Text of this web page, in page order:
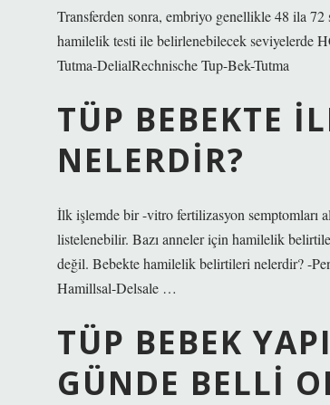
Transferden sonra, embriyo genellikle 48 ila
hamilelik testi ile belirlenebilecek seviyelerde
Tutma-DelialRechnische Tup-Bek-Tutma
TÜP BEBEKTE
NELERDIR?
İlk işlemde bir -vitro fertilizasyon semptomları
listelenebilir. Bazı anneler için hamilelik
değil. Bebekte hamilelik belirtileri nelerdir? -
Hamillsal-Delsale …
TÜP BEBEK
GÜNDE BELLI